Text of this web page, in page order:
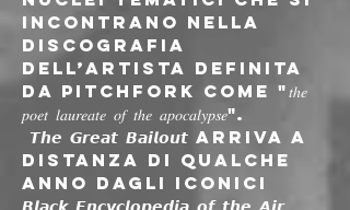
incontrano nella
discografia
dell’artista definita
da Pitchfork come "𝑡ℎ𝑒
𝑝𝑜𝑒𝑡 𝑙𝑎𝑢𝑟𝑒𝑎𝑡𝑒 𝑜𝑓 𝑡ℎ𝑒 𝑎𝑝𝑜𝑐𝑎𝑙𝑦𝑝𝑠𝑒".
distanza di qualche
anno dagli iconici
𝘽𝙡𝙖𝙘𝙠 𝙀𝙣𝙘𝙮𝙘𝙡𝙤𝙥𝙚𝙙𝙞𝙖 𝙤𝙛 𝙩𝙝𝙚 𝘼𝙞𝙧